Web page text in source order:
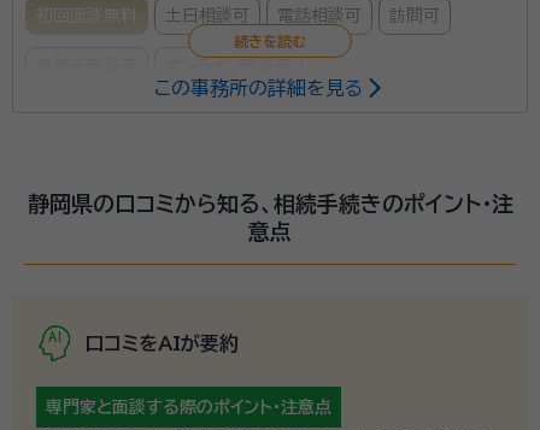
初回面談無料 土日相談可 電話相談可 訪問可
経歴： ・静岡大学人文学部卒業 ・2015年行政書士登録 ・相続、終活に関
する業務を100件以上経験 ・一般向け、行政書士向けなどの講演を累計
事務所口コミ（抜粋）：
面談の感想
ました。
この事務所の詳細を見る
静岡県の口コミから知る、相続手続きのポイント・注
意点
口コミをAIが要約
専門家と面談する際のポイント・注意点